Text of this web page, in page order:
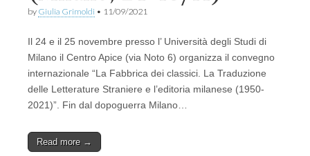
by Giulia Grimoldi • 11/09/2021
Il 24 e il 25 novembre presso l’ Università degli Studi di
Milano il Centro Apice (via Noto 6) organizza il convegno
internazionale “La Fabbrica dei classici. La Traduzione
delle Letterature Straniere e l’editoria milanese (1950-
2021)”. Fin dal dopoguerra Milano…
Read more →